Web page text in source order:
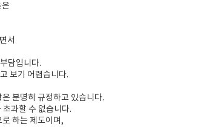
서
담입니다.
보기 어렵습니다.
분명히 규정하고 있습니다.
과할 수 없습니다.
하는 제도이며,